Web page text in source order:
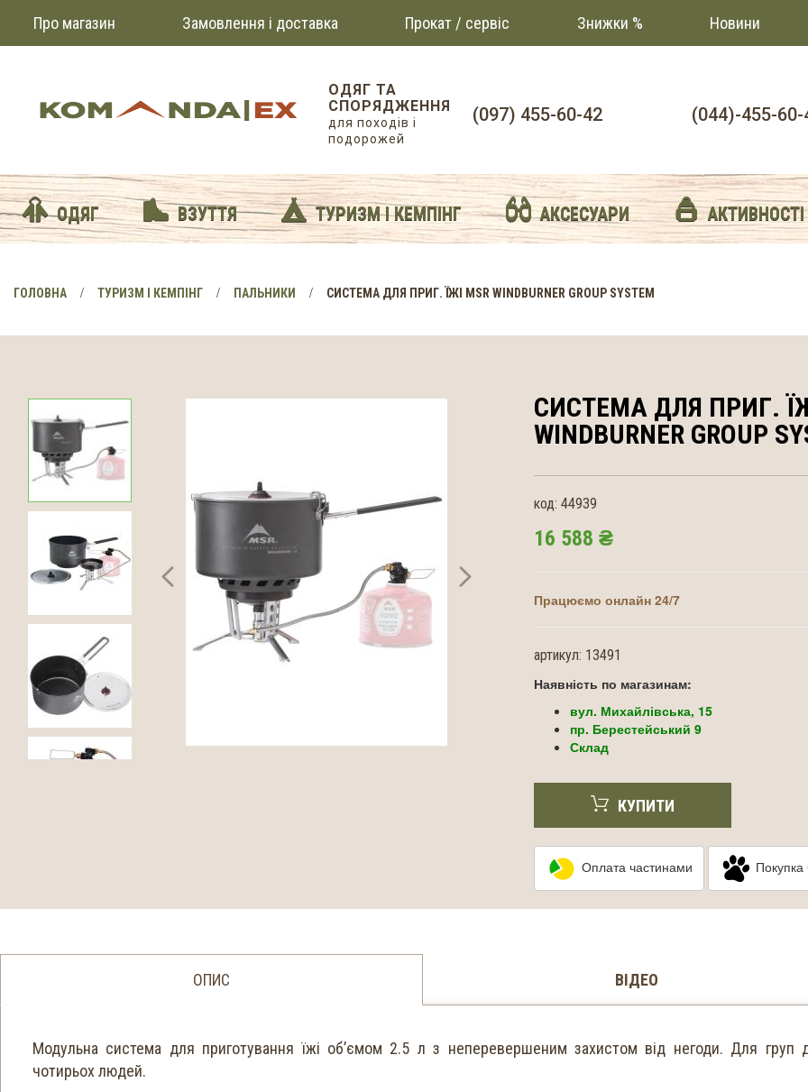
Про магазин Замовлення і доставка Прокат / сервіс Знижки % Новини
ОДЯГ ТА
СПОРЯДЖЕННЯ
для походів і
подорожей
(097) 455-60-42 (044)-455-60-
ОДЯГ ВЗУТТЯ ТУРИЗМ І КЕМПІНГ АКСЕСУАРИ АКТИВНОСТІ
ГОЛОВНА ТУРИЗМ І КЕМПІНГ ПАЛЬНИКИ СИСТЕМА ДЛЯ ПРИГ. ЇЖІ MSR WINDBURNER GROUP SYSTEM
СИСТЕМА ДЛЯ ПРИГ.
WINDBURNER GROUP
код: 44939
16 588 ₴
Працюємо онлайн 24/7
артикул: 13491
Наявність по магазинам:
вул. Михайлівська, 15
пр. Берестейський 9
Склад
КУПИТИ
Оплата частинами
ОПИС ВІДЕО
Модульна система для приготування їжі об’ємом 2.5 л з неперевершеним захистом від негоди. Для груп
чотирьох людей.